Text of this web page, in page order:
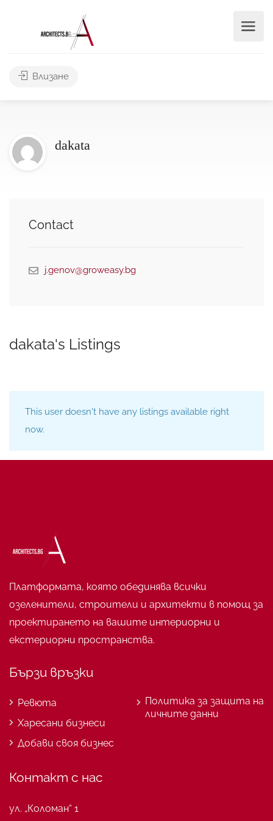
Влизане
dakata
Contact
j.genov@groweasy.bg
dakata's Listings
This user doesn't have any listings available right
now.
Платформата, която обединява всички
озеленители, строители и архитекти в помощ за
проектирането на вашите интериорни и
екстериорни пространства.
Бързи връзки
Ревюта
Харесани бизнеси
Добави своя бизнес
Политика за защита на
личните данни
Контакт с нас
ул. „Коломан“ 1